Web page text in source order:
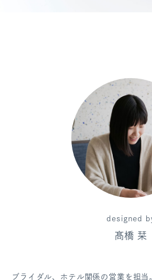
designed
髙橋 栞
ブライダル、ホテル関係の営業を担